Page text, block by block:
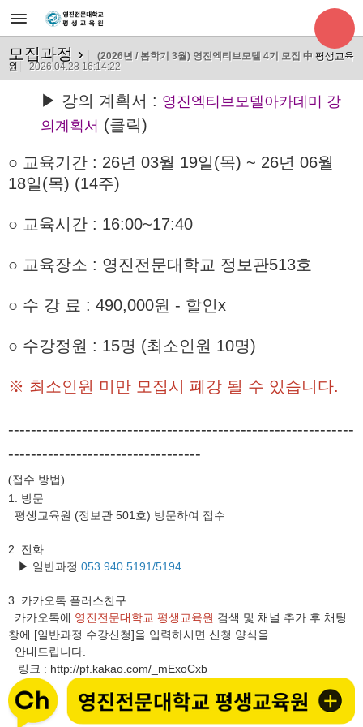
모집과정 › (2026년 / 봄학기 3월) 영진엑티브모델 4기 모집 中 평생교육
원
2026.04.28 16:14:22
▶ 강의 계획서 : 영진엑티브모델아카데미 강
의계획서 (클릭)
○ 교육기간 : 26년 03월 19일(목) ~ 26년 06월
18일(목) (14주)
○ 교육시간 : 16:00~17:40
○ 교육장소 : 영진전문대학교 정보관513호
○ 수 강 료 : 490,000원 - 할인x
○ 수강정원 : 15명 (최소인원 10명)
※ 최소인원 미만 모집시 폐강 될 수 있습니다.
-------------------------------------------------------------
----------------------------------
(접수 방법)
1. 방문
평생교육원 (정보관 501호) 방문하여 접수
2. 전화
▶ 일반과정 053.940.5191/5194
3. 카카오톡 플러스친구
카카오톡에 영진전문대학교 평생교육원 검색 및 채널 추가 후 채팅
창에 [일반과정 수강신청]을 입력하시면 신청 양식을
안내드립니다.
링크 : http://pf.kakao.com/_mExoCxb